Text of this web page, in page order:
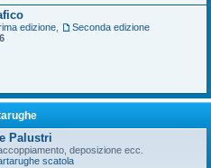
edizione
Seconda edizione
Palustri
deposizione ecc.
scatola